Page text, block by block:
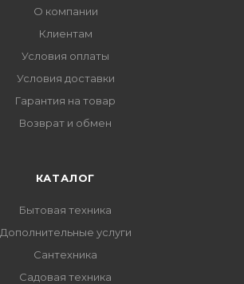
О компании
Клиентам
Условия оплаты
Условия доставки
Гарантия на товар
Возврат и обмен
КАТАЛОГ
Бытовая техника
Дополнительные услуги
Сантехника
Садовая техника